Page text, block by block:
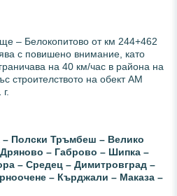
– Белокопитово от км 244+462
с повишено внимание, като
на 40 км/час в района на
строителството на обект АМ
– Полски Тръмбеш – Велико
– Габрово – Шипка –
– Средец – Димитровград –
– Кърджали – Маказа –